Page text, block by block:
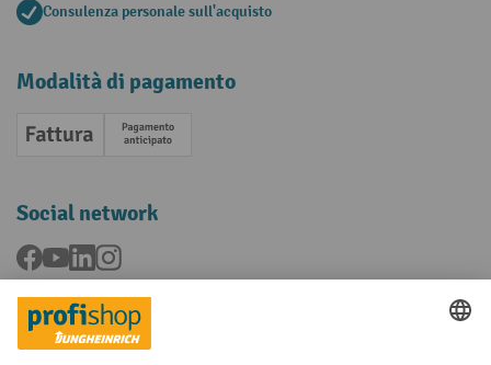
Consulenza personale sull'acquisto
Modalità di pagamento
Fattura Pagamento anticipato
Social network
Facebook
YouTubeLinkedInInstagram